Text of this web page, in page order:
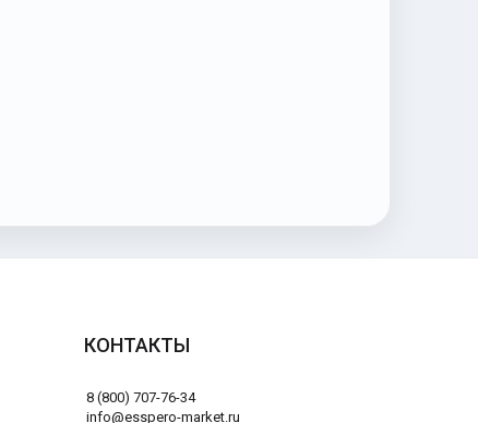
КОНТАКТЫ
8 (800) 707-76-34
info@esspero-market.ru